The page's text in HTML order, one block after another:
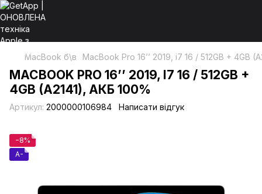
MacBook б\в MacBook Pro 16’’ 2019, i7 16 / 512GB + 4GB
MACBOOK PRO 16’’ 2019, I7 16 / 512GB +
4GB (A2141), АКБ 100%
Артикул: 2000000106984 Написати відгук
−8%
A-